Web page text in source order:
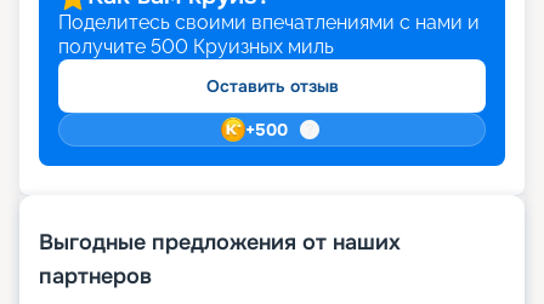
Поделитесь своими впечатлениями с нами и
получите 500 Круизных миль
Оставить отзыв
+500
Выгодные предложения от наших
партнеров